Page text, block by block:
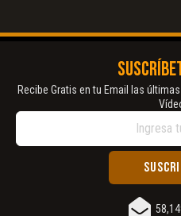
Recibe Gratis en tu Email las